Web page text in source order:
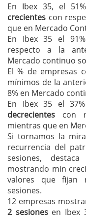
En Ibex 35, el
crecientes con
que en Mercado
En Ibex 35 el
respecto a la
Mercado continuo
El % de empresas
mínimos de la
8% en Mercado
En Ibex 35 el
decrecientes con
mientras que en
Si tornamos la
recurrencia del
sesiones,
mostrando min
valores que fijan
sesiones.
12 empresas
2 sesionesen Ibex